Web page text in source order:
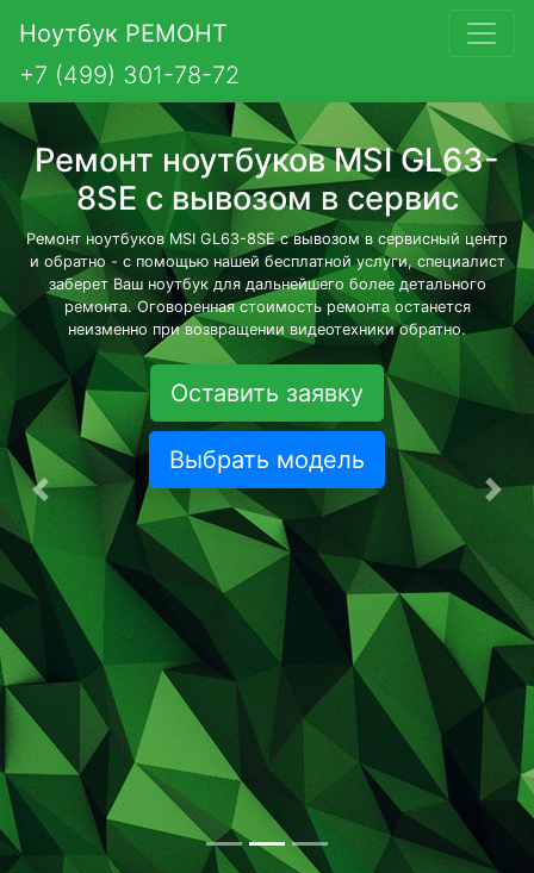
Ноутбук РЕМОНТ
+7 (499) 301-78-72
Ремонт ноутбуков MSI GL63-
8SE с вывозом в сервис
Ремонт ноутбуков MSI GL63-8SE с вывозом в сервисный центр
и обратно - с помощью нашей бесплатной услуги, специалист
заберет Ваш ноутбук для дальнейшего более детального
ремонта. Оговоренная стоимость ремонта останется
неизменно при возвращении видеотехники обратно.
Оставить заявку
Выбрать модель
Предыдущая